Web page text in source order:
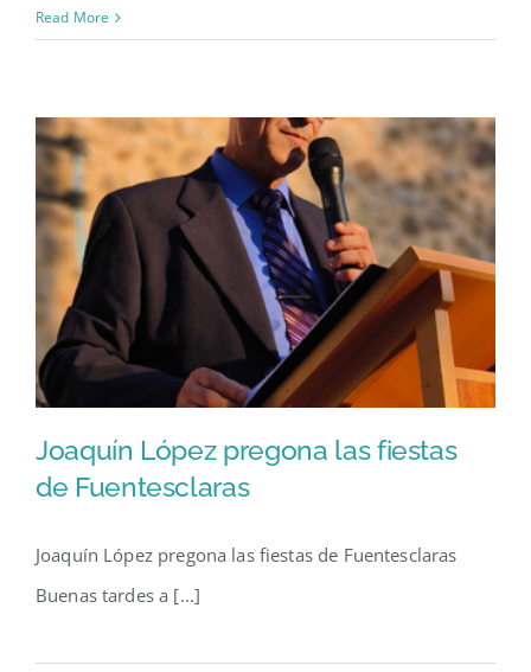
Read More
Joaquín López pregona las
fiestas de Fuentesclaras
Joaquín López pregona las fiestas
de Fuentesclaras
Joaquín López pregona las fiestas de Fuentesclaras
Buenas tardes a [...]